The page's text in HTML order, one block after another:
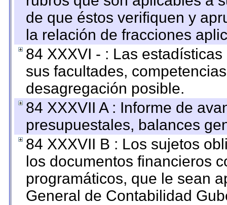
de que éstos verifiquen y
la relación de fracciones
84 XXXVI - : Las
sus facultades,
desagregación posible.
84 XXXVII A : Informe de
presupuestales, balances
84 XXXVII B : Los sujetos
los documentos financieros
programáticos, que le sean
General de Contabilidad